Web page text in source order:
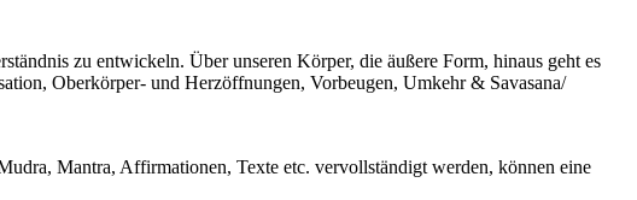
zu entwickeln. Über unseren Körper, die äußere Form, hinaus geht es
Oberkörper- und Herzöffnungen, Vorbeugen, Umkehr & Savasana/
Mantra, Affirmationen, Texte etc. vervollständigt werden, können eine